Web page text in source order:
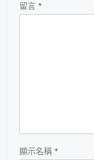
留言 *
顯示名稱 *